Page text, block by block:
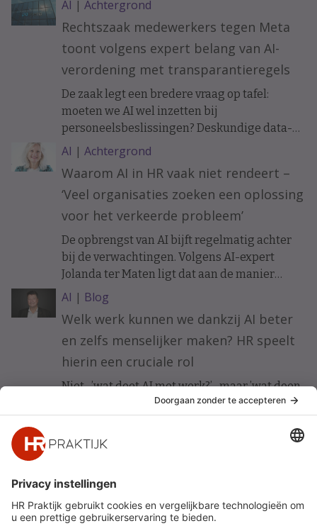
communiceren met een AI-chatbot. Wat
verandert er precies en wanneer moet je
mensen informeren?
AI | Achtergrond
Rechtszaak medewerkers tegen Meta
toont volgens expert belang van AI-
verordening met transparantieregels
De zaak legt een bredere vraag op tafel:
moeten we AI wel inzetten bij
personeelsbeslissingen? Deskundige data-
ethiek Koen Versmissen maant tot
voorzichtigheid.
AI | Achtergrond
Waarom AI in HR vaak niet rendeert –
‘Veel organisaties zoeken een oplossing
voor het verkeerde probleem’
De opbrengst van AI bijft regelmatig achter
bij de verwachtingen. Volgens AI-expert
Jolanda ter Maten ligt dat aan de manier
waarop organisaties ermee beginnen.
AI | Blog
Welk werk kunnen we dankzij AI beter
en zelfs menselijker maken? HR speelt
hierin een cruciale rol
Niet ’wat doet AI met werk?’ maar ’wat doen
wij met AI om werk beter te maken?’ Vijf HR-
principes voor werkgeluk in een AI-gedreven
organisatie.
Snel naar Meer